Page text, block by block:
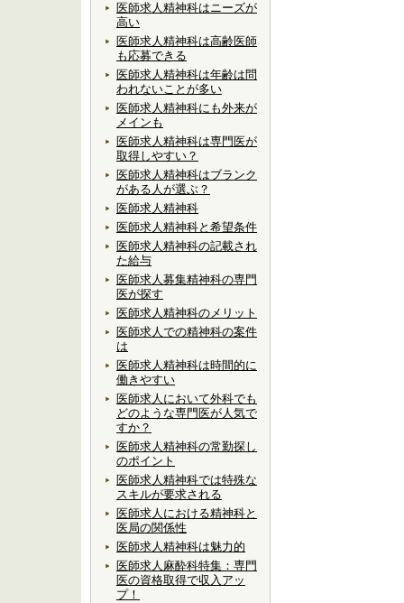
医師求人精神科はニーズが
高い
医師求人精神科は高齢医師
も応募できる
医師求人精神科は年齢は問
われないことが多い
医師求人精神科にも外来が
メインも
医師求人精神科は専門医が
取得しやすい？
医師求人精神科はブランク
がある人が選ぶ？
医師求人精神科
医師求人精神科と希望条件
医師求人精神科の記載され
た給与
医師求人募集精神科の専門
医が探す
医師求人精神科のメリット
医師求人での精神科の案件
は
医師求人精神科は時間的に
働きやすい
医師求人において外科でも
どのような専門医が人気で
すか？
医師求人精神科の常勤探し
のポイント
医師求人精神科では特殊な
スキルが要求される
医師求人における精神科と
医局の関係性
医師求人精神科は魅力的
医師求人麻酔科特集：専門
医の資格取得で収入アッ
プ！